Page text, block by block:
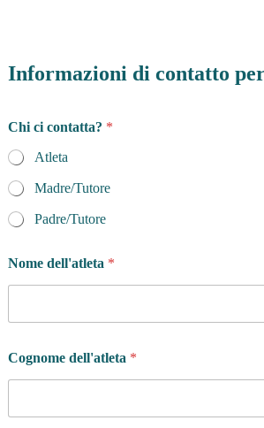
Informazioni di contatto
Chi ci contatta? *
Atleta
Madre/Tutore
Padre/Tutore
Nome dell'atleta *
Cognome dell'atleta *